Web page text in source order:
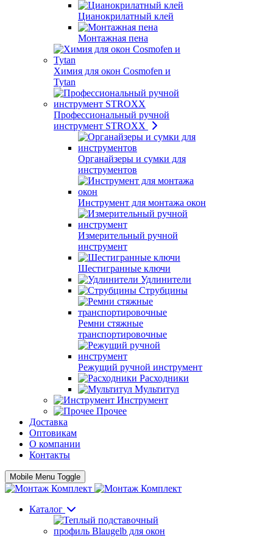
Цианокрилатный клей
Монтажная пена
Химия для окон Cosmofen и
Tytan
Профессиональный ручной
инструмент STROXX
Органайзеры и сумки для
инструментов
Инструмент для монтажа окон
Измерительный ручной
инструмент
Шестигранные ключи
Удлинители
Струбцины
Ремни стяжные
транспортировочные
Режущий ручной инструмент
Расходники
Мультитул
Инструмент
Прочее
Доставка
Оптовикам
О компании
Контакты
Mobile Menu Toggle
Каталог